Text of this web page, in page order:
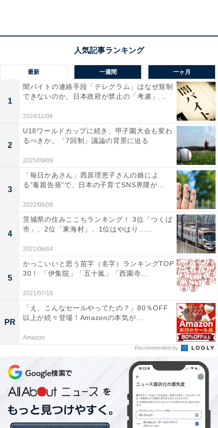
2位は恵まれた行政サービスに定評がある「生駒
市」
「生駒市」は、大阪府と京都府に隣接しています。大阪
へのアクセスが良好な閑静な住宅都市で、文化学術研究
や交流施設も整備されています。一方で、里山の風景が
残る田園エリア、駅や商業施設に近い利便性に優れたエ
リアもあり、思い描く住まいや暮らしにあった地域を選
択できる点も魅力の一つです。同市は、住民の定住意向
が約85％と高く、その背景には教育・子育ての環境の良
さや、子育て施策など充実した行政サポートがあるよう
です。
最新 一週間 一ヶ月
1
闇バイトの連絡手段「テレグラム」はなぜ規制
できないのか。日本政府が禁止の「考慮」...
2024/11/09
2
U18ワールドカップに続き、甲子園大会も変わ
るべきか。「7回制」議論の背景に迫る
2025/09/09
3
「毎日かあさん」西原理恵子さんの娘によ
る”毒親告発”で、日本の子育てSNS界隈が...
2022/06/08
4
茨城県の住みここちランキング！ 3位「つくば
市」、2位「東海村」、1位はやはり…...
2021/06/04
5
かっこいいと思う苗字（名字）ランキングTOP
30！ 「伊集院」「五十嵐」「西園寺...
2021/07/16
PR
「え、こんなセールやってたの？」80％OFF
以上が続々登場！Amazonの本気が...
Amazon
Recommended by